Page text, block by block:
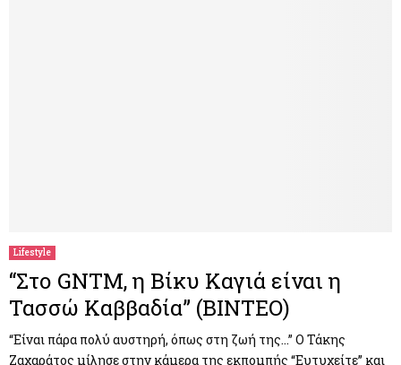
Lifestyle
“Στο GNTM, η Βίκυ Καγιά είναι η
Τασσώ Καββαδία” (ΒΙΝΤΕΟ)
“Είναι πάρα πολύ αυστηρή, όπως στη ζωή της…” Ο Τάκης
Ζαχαράτος μίλησε στην κάμερα της εκπομπής “Ευτυχείτε” και